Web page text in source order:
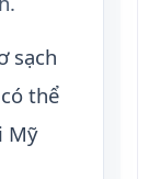
sạch
thể
Mỹ